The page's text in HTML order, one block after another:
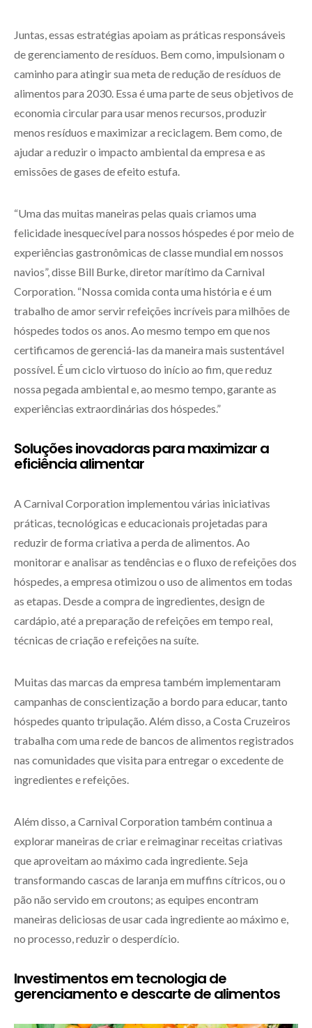
Juntas, essas estratégias apoiam as práticas responsáveis
de gerenciamento de resíduos. Bem como, impulsionam o
caminho para atingir sua meta de redução de resíduos de
alimentos para 2030. Essa é uma parte de seus objetivos de
economia circular para usar menos recursos, produzir
menos resíduos e maximizar a reciclagem. Bem como, de
ajudar a reduzir o impacto ambiental da empresa e as
emissões de gases de efeito estufa.
“Uma das muitas maneiras pelas quais criamos uma
felicidade inesquecível para nossos hóspedes é por meio de
experiências gastronômicas de classe mundial em nossos
navios”, disse Bill Burke, diretor marítimo da Carnival
Corporation. “Nossa comida conta uma história e é um
trabalho de amor servir refeições incríveis para milhões de
hóspedes todos os anos. Ao mesmo tempo em que nos
certificamos de gerenciá-las da maneira mais sustentável
possível. É um ciclo virtuoso do início ao fim, que reduz
nossa pegada ambiental e, ao mesmo tempo, garante as
experiências extraordinárias dos hóspedes.”
Soluções inovadoras para maximizar a
eficiência alimentar
A Carnival Corporation implementou várias iniciativas
práticas, tecnológicas e educacionais projetadas para
reduzir de forma criativa a perda de alimentos. Ao
monitorar e analisar as tendências e o fluxo de refeições dos
hóspedes, a empresa otimizou o uso de alimentos em todas
as etapas. Desde a compra de ingredientes, design de
cardápio, até a preparação de refeições em tempo real,
técnicas de criação e refeições na suíte.
Muitas das marcas da empresa também implementaram
campanhas de conscientização a bordo para educar, tanto
hóspedes quanto tripulação. Além disso, a Costa Cruzeiros
trabalha com uma rede de bancos de alimentos registrados
nas comunidades que visita para entregar o excedente de
ingredientes e refeições.
Além disso, a Carnival Corporation também continua a
explorar maneiras de criar e reimaginar receitas criativas
que aproveitam ao máximo cada ingrediente. Seja
transformando cascas de laranja em muffins cítricos, ou o
pão não servido em croutons; as equipes encontram
maneiras deliciosas de usar cada ingrediente ao máximo e,
no processo, reduzir o desperdício.
Investimentos em tecnologia de
gerenciamento e descarte de alimentos